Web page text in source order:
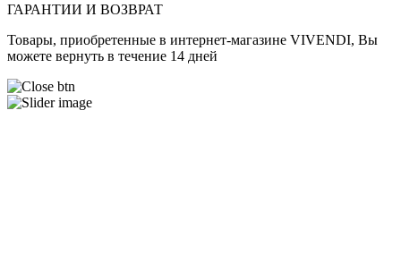
ГАРАНТИИ И ВОЗВРАТ
Товары, приобретенные в интернет-магазине VIVENDI, Вы
можете вернуть в течение 14 дней